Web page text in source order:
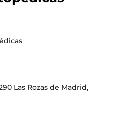
Las Rozas de Madrid,